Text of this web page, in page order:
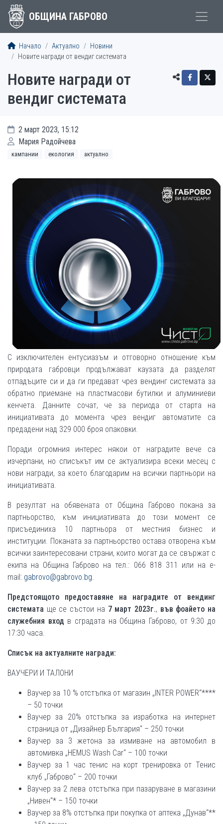
ОБЩИНА ГАБРОВО
Начало Актуално
Новини
Новите награди от вендиг системата
Новите награди от
вендиг системата
2 март 2023, 15:12
Мария Радойчева
кампании екология актуално
С изключителен ентусиазъм и отговорно отношение към
природата габровци продължават каузата да разделят
отпадъците си и да ги предават чрез вендинг системата за
обратно приемане на пластмасови бутилки и алуминиеви
кенчета. Данните сочат, че за периода от старта на
инициативата до момента чрез вендиг автоматите са
предадени над 329 000 броя опаковки.
Поради огромния интерес някои от наградите вече са
изчерпани, но списъкът им се актуализира всеки месец с
нови награди, за което благодарим на всички партньори на
инициативата.
В резултат на обявената от Община Габрово покана за
партньорство, към инициативата до този момент се
присъединиха 10 партньора от местния бизнес и
институции. Поканата за партньорство остава отворена към
всички заинтересовани страни, които могат да се свържат с
екипа на Община Габрово на тел.: 066 818 311 или на e-
mail: gabrovo@gabrovo.bg.
Предстоящото предоставяне на наградите от вендинг
системата ще се състои на 7 март 2023г., във фоайето на
служебния вход в сградата на Община Габрово, от 9:30 до
17:30 часа.
Списък на актуалните награди:
ВАУЧЕРИ И ТАЛОНИ
Ваучер за 10 % отстъпка от магазин „INTER POWER“****
– 50 точки
Ваучер за 20% отстъпка за изработка на интернет
страница от „Дизайнер България“ – 250 точки
Ваучер за 3 жетона за измиване на автомобил в
автомивка „HEMUS Wash Car“ – 100 точки
Ваучер за 1 час тенис на корт тренировка от Тенис
клуб „Габрово“ – 200 точки
Ваучер за 2 лева отстъпка при пазаруване в магазини
„Нивен“* – 150 точки
Ваучер за 8% отстъпка при покупка от аптека „Дунав“**